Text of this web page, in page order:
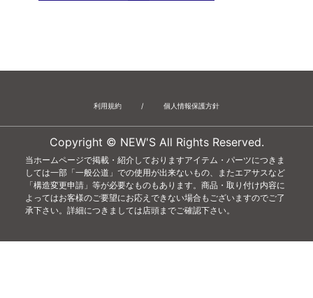
利用規約 / 個人情報保護方針
Copyright © NEW'S All Rights Reserved.
当ホームページで掲載・紹介しておりますアイテム・パーツにつきま
しては一部「一般公道」での使用が出来ないもの、またエアサスなど
「構造変更申請」等が必要なものもあります。商品・取り付け内容に
よってはお客様のご要望にお応えできない場合もございますのでご了
承下さい。詳細につきましては店頭までご確認下さい。